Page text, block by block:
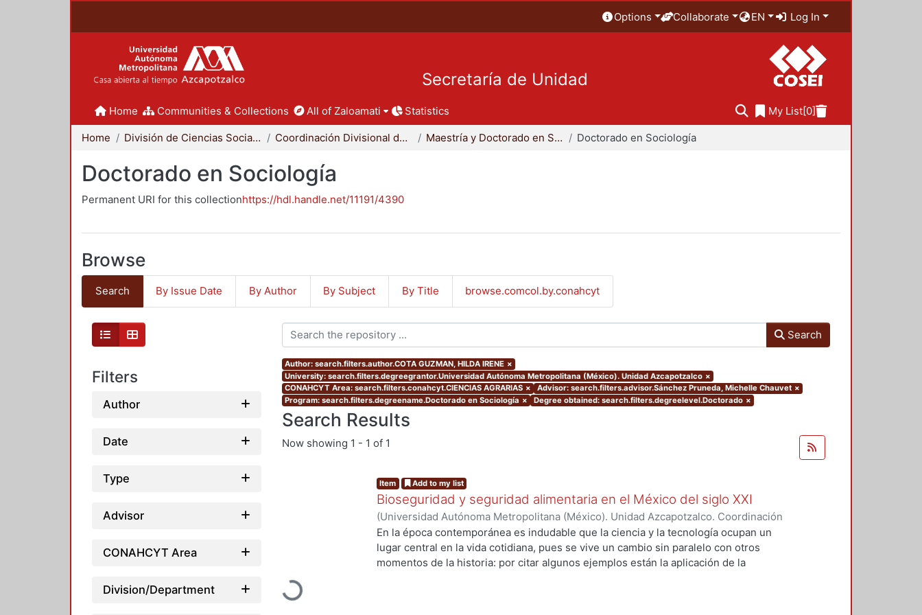
Options Collaborate EN Log In
Secretaría de Unidad
Home Communities & Collections All of Zaloamati Statistics My List[0]
Home División de Ciencias Sociales y Humanidades Coordinación Divisional de Posgrado Maestría y Doctorado en Sociología Doctorado en Sociología
Doctorado en Sociología
Permanent URI for this collectionhttps://hdl.handle.net/11191/4390
Browse
Search By Issue Date By Author By Subject By Title browse.comcol.by.conahcyt
Filters
Author
Date
Type
Advisor
CONAHCYT Area
Division/Department
Search
Author: search.filters.author.COTA GUZMAN, HILDA IRENE ×
University: search.filters.degreegrantor.Universidad Autónoma Metropolitana (México). Unidad Azcapotzalco ×
CONAHCYT Area: search.filters.conahcyt.CIENCIAS AGRARIAS × Advisor: search.filters.advisor.Sánchez Pruneda, Michelle Chauvet ×
Program: search.filters.degreename.Doctorado en Sociología × Degree obtained: search.filters.degreelevel.Doctorado ×
Search Results
Now showing 1 - 1 of 1
Loading...
Item Add to my list
Bioseguridad y seguridad alimentaria en el México del siglo XXI
(Universidad Autónoma Metropolitana (México). Unidad Azcapotzalco. Coordinación
de Servicios de Información.,2010-11-12)COTA GUZMAN, HILDA IRENE
En la época contemporánea es indudable que la ciencia y la tecnología ocupan un
lugar central en la vida cotidiana, pues se vive un cambio sin paralelo con otros
momentos de la historia: por citar algunos ejemplos están la aplicación de la